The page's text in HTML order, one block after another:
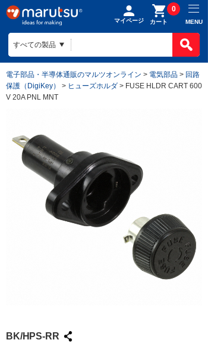
マイページ カート
0
MENU
電子部品・半導体通販のマルツオンライン > 電気部品 > 回路
保護（DigiKey）
> ヒューズホルダ > FUSE HLDR CART 600
V 20A PNL MNT
BK/HPS-RR